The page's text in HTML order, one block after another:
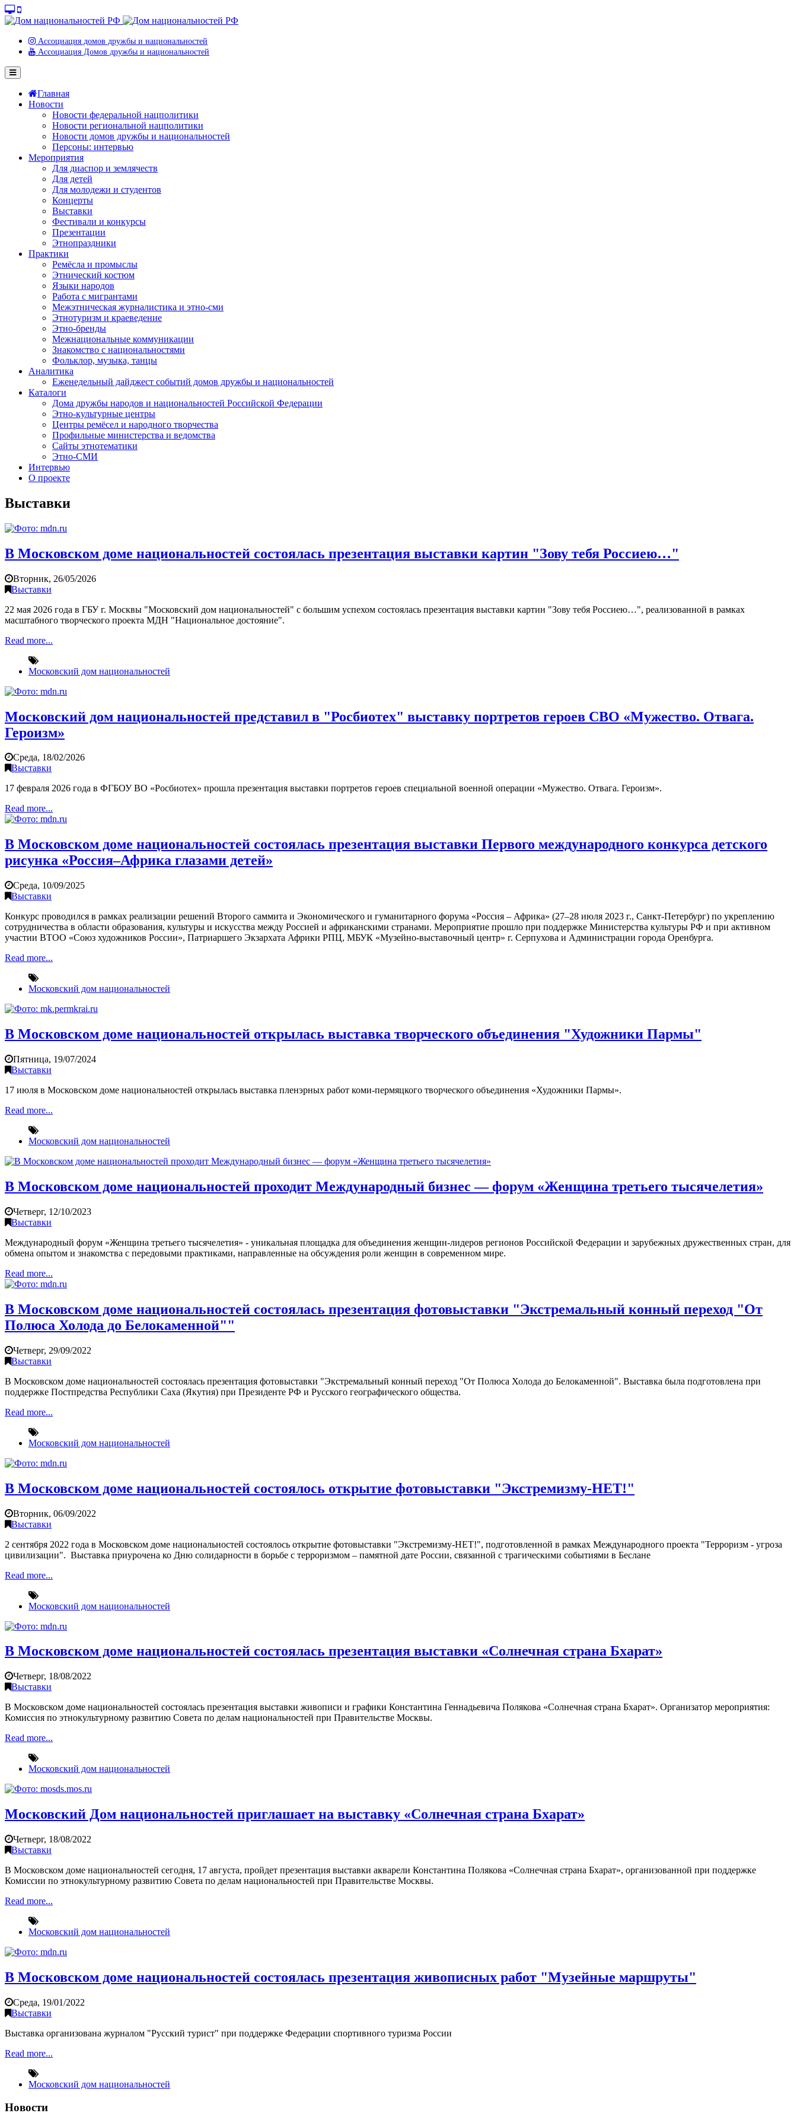
Ассоциация домов дружбы и национальностей
Ассоциация Домов дружбы и национальностей
Главная
Новости
Новости федеральной нацполитики
Новости региональной нацполитики
Новости домов дружбы и национальностей
Персоны: интервью
Мероприятия
Для диаспор и землячеств
Для детей
Для молодежи и студентов
Концерты
Выставки
Фестивали и конкурсы
Презентации
Этнопраздники
Практики
Ремёсла и промыслы
Этнический костюм
Языки народов
Работа с мигрантами
Межэтническая журналистика и этно-сми
Этнотуризм и краеведение
Этно-бренды
Межнациональные коммуникации
Знакомство с национальностями
Фольклор, музыка, танцы
Аналитика
Еженедельный дайджест событий домов дружбы и национальностей
Каталоги
Дома дружбы народов и национальностей Российской Федерации
Этно-культурные центры
Центры ремёсел и народного творчества
Профильные министерства и ведомства
Сайты этнотематики
Этно-СМИ
Интервью
О проекте
Выставки
В Московском доме национальностей состоялась презентация выставки картин "Зову тебя Россиею…"
Вторник, 26/05/2026
Выставки
22 мая 2026 года в ГБУ г. Москвы "Московский дом национальностей" с большим успехом состоялась презентация выставки картин "Зову тебя Россиею…", реализованной в рамках
масштабного творческого проекта МДН "Национальное достояние".
Read more...
Московский дом национальностей
Московский дом национальностей представил в "Росбиотех" выставку портретов героев СВО «Мужество. Отвага.
Героизм»
Среда, 18/02/2026
Выставки
17 февраля 2026 года в ФГБОУ ВО «Росбиотех» прошла презентация выставки портретов героев специальной военной операции «Мужество. Отвага. Героизм».
Read more...
В Московском доме национальностей состоялась презентация выставки Первого международного конкурса детского
рисунка «Россия–Африка глазами детей»
Среда, 10/09/2025
Выставки
Конкурс проводился в рамках реализации решений Второго саммита и Экономического и гуманитарного форума «Россия – Африка» (27–28 июля 2023 г., Санкт-Петербург) по укреплению
сотрудничества в области образования, культуры и искусства между Россией и африканскими странами. Мероприятие прошло при поддержке Министерства культуры РФ и при активном
участии ВТОО «Союз художников России», Патриаршего Экзархата Африки РПЦ, МБУК «Музейно-выставочный центр» г. Серпухова и Администрации города Оренбурга.
Read more...
Московский дом национальностей
В Московском доме национальностей открылась выставка творческого объединения "Художники Пармы"
Пятница, 19/07/2024
Выставки
17 июля в Московском доме национальностей открылась выставка пленэрных работ коми-пермяцкого творческого объединения «Художники Пармы».
Read more...
Московский дом национальностей
В Московском доме национальностей проходит Международный бизнес — форум «Женщина третьего тысячелетия»
Четверг, 12/10/2023
Выставки
Международный форум «Женщина третьего тысячелетия» - уникальная площадка для объединения женщин-лидеров регионов Российской Федерации и зарубежных дружественных стран, для
обмена опытом и знакомства с передовыми практиками, направленные на обсуждения роли женщин в современном мире.
Read more...
В Московском доме национальностей состоялась презентация фотовыставки "Экстремальный конный переход "От
Полюса Холода до Белокаменной""
Четверг, 29/09/2022
Выставки
В Московском доме национальностей состоялась презентация фотовыставки "Экстремальный конный переход "От Полюса Холода до Белокаменной". Выставка была подготовлена при
поддержке Постпредства Республики Саха (Якутия) при Президенте РФ и Русского географического общества.
Read more...
Московский дом национальностей
В Московском доме национальностей состоялось открытие фотовыставки "Экстремизму-НЕТ!"
Вторник, 06/09/2022
Выставки
2 сентября 2022 года в Московском доме национальностей состоялось открытие фотовыставки "Экстремизму-НЕТ!", подготовленной в рамках Международного проекта "Терроризм - угроза
цивилизации". Выставка приурочена ко Дню солидарности в борьбе с терроризмом – памятной дате России, связанной с трагическими событиями в Беслане
Read more...
Московский дом национальностей
В Московском доме национальностей состоялась презентация выставки «Солнечная страна Бхарат»
Четверг, 18/08/2022
Выставки
В Московском доме национальностей состоялась презентация выставки живописи и графики Константина Геннадьевича Полякова «Солнечная страна Бхарат». Организатор мероприятия:
Комиссия по этнокультурному развитию Совета по делам национальностей при Правительстве Москвы.
Read more...
Московский дом национальностей
Московский Дом национальностей приглашает на выставку «Солнечная страна Бхарат»
Четверг, 18/08/2022
Выставки
В Московском доме национальностей сегодня, 17 августа, пройдет презентация выставки акварели Константина Полякова «Солнечная страна Бхарат», организованной при поддержке
Комиссии по этнокультурному развитию Совета по делам национальностей при Правительстве Москвы.
Read more...
Московский дом национальностей
В Московском доме национальностей состоялась презентация живописных работ "Музейные маршруты"
Среда, 19/01/2022
Выставки
Выставка организована журналом "Русский турист" при поддержке Федерации спортивного туризма России
Read more...
Московский дом национальностей
Новости